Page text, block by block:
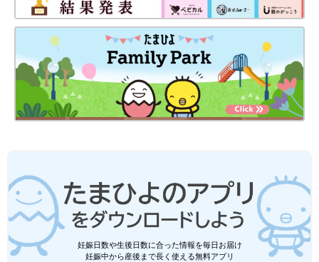
妊娠日数や生後日数に合った情報を毎日お届け
妊娠中から産後まで長く使える無料アプリ